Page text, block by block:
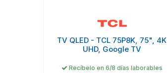
TV QLED - TCL 75P8K, 75", 4K
UHD, Google TV
Recíbelo en 6/8 días laborables